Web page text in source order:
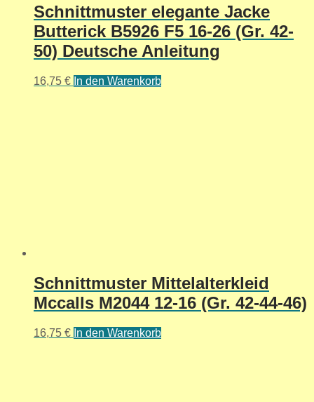
Schnittmuster elegante Jacke
Butterick B5926 F5 16-26 (Gr. 42-
50) Deutsche Anleitung
16,75 € In den Warenkorb
Schnittmuster Mittelalterkleid
Mccalls M2044 12-16 (Gr. 42-44-46)
16,75 € In den Warenkorb